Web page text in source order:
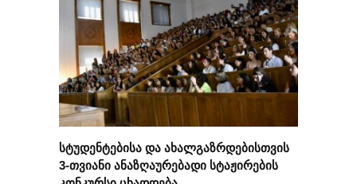
სტუდენტებისა და ახალგაზრდებისთვის
3-თვიანი ანაზღაურებადი სტაჟირების